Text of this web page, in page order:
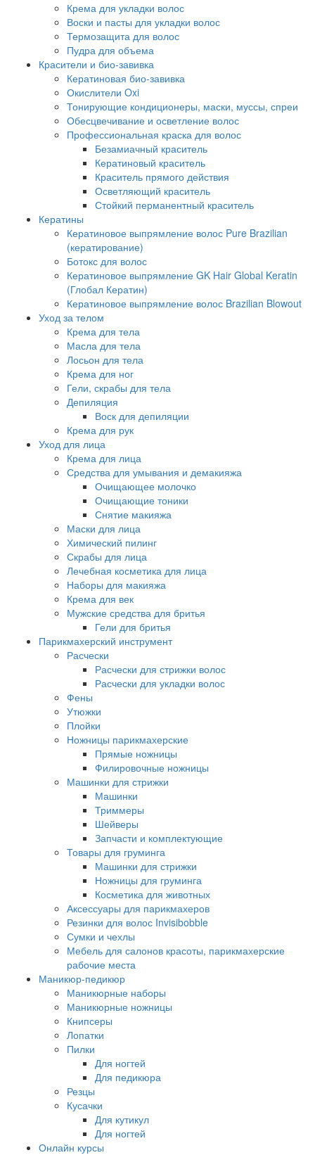
Крема для укладки волос
Воски и пасты для укладки волос
Термозащита для волос
Пудра для объема
Красители и био-завивка
Кератиновая био-завивка
Окислители Oxi
Тонирующие кондиционеры, маски, муссы, спреи
Обесцвечивание и осветление волос
Профессиональная краска для волос
Безамиачный краситель
Кератиновый краситель
Краситель прямого действия
Осветляющий краситель
Стойкий перманентный краситель
Кератины
Кератиновое выпрямление волос Pure Brazilian
(кератирование)
Ботокс для волос
Кератиновое выпрямление GK Hair Global Keratin
(Глобал Кератин)
Кератиновое выпрямление волос Brazilian Blowout
Уход за телом
Крема для тела
Масла для тела
Лосьон для тела
Крема для ног
Гели, скрабы для тела
Депиляция
Воск для депиляции
Крема для рук
Уход для лица
Крема для лица
Средства для умывания и демакияжа
Очищающее молочко
Очищающие тоники
Снятие макияжа
Маски для лица
Химический пилинг
Скрабы для лица
Лечебная косметика для лица
Наборы для макияжа
Крема для век
Мужские средства для бритья
Гели для бритья
Парикмахерский инструмент
Расчески
Расчески для стрижки волос
Расчески для укладки волос
Фены
Утюжки
Плойки
Ножницы парикмахерские
Прямые ножницы
Филировочные ножницы
Машинки для стрижки
Машинки
Триммеры
Шейверы
Запчасти и комплектующие
Товары для груминга
Машинки для стрижки
Ножницы для груминга
Косметика для животных
Аксессуары для парикмахеров
Резинки для волос Invisibobble
Сумки и чехлы
Мебель для салонов красоты, парикмахерские
рабочие места
Маникюр-педикюр
Маникюрные наборы
Маникюрные ножницы
Книпсеры
Лопатки
Пилки
Для ногтей
Для педикюра
Резцы
Кусачки
Для кутикул
Для ногтей
Онлайн курсы